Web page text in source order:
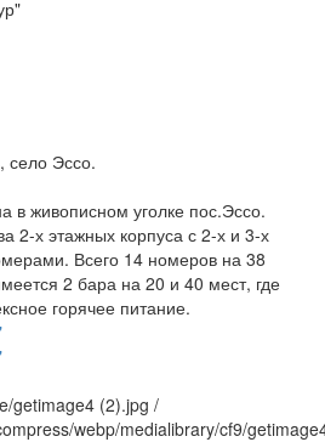
село Эссо.
в живописном уголке пос.Эссо.
2-х этажных корпуса с 2-х и 3-х
Всего 14 номеров на 38
2 бара на 20 и 40 мест, где
горячее питание.
getimage4 (2).jpg /
webp/medialibrary/cf9/